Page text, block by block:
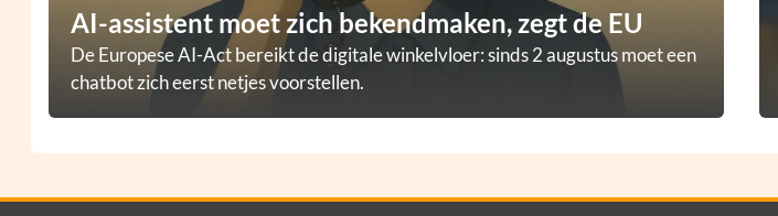
AI-assistent moet zich bekendmaken, zegt de EU
De Europese AI-Act bereikt de digitale winkelvloer: sinds 2 augustus moet een
chatbot zich eerst netjes voorstellen.